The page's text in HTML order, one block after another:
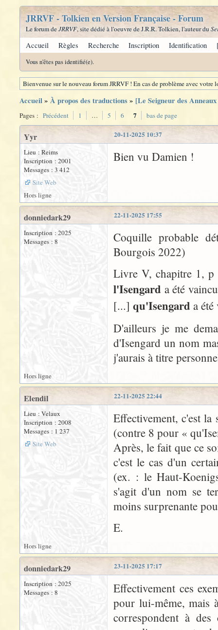
JRRVF - Tolkien en Version Française - Forum
Le forum deJRRVF, site dédié à l'oeuvre de J.R.R. Tolkien, l'auteur du
Accueil Règles Recherche Inscription Identification
Vous n'êtes pas identifié(e).
Bienvenue sur le nouveau forum JRRVF ! En cas de problème avec
Accueil» À propos des traductions» [Le Seigneur des
Pages : Précédent 1 … 5 6 7 bas de page
20-11-2025 10:37
Yyr
Lieu : Reims
Inscription : 2001
Messages : 3 412
Site Web
Bien vu Damien !
Hors ligne
22-11-2025 17:55
donniedark29
Inscription : 2025
Messages : 8
Coquille probable
Bourgois 2022)
Livre V, chapitre 1,
l'Isengard a été
[...] qu'Isengard a
D'ailleurs je me
d'Isengard un nom
j'aurais à titre
Hors ligne
22-11-2025 22:44
Elendil
Lieu : Velaux
Inscription : 2008
Messages : 1 237
Site Web
Effectivement, c'est la
(contre 8 pour «
Après, le fait que ce
c'est le cas d'un
(ex. : le Haut-
s'agit d'un nom se
moins surprenante
E.
Hors ligne
23-11-2025 17:17
donniedark29
Inscription : 2025
Messages : 8
Effectivement ces
pour lui-même, mais
correspondent à